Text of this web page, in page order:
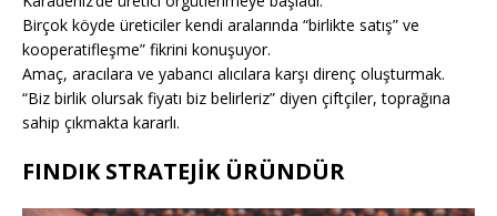
Birçok köyde üreticiler kendi aralarında “birlikte satış” ve
kooperatifleşme” fikrini konuşuyor.
Amaç, aracılara ve yabancı alıcılara karşı direnç oluşturmak.
“Biz birlik olursak fiyatı biz belirleriz” diyen çiftçiler, toprağına
sahip çıkmakta kararlı.
FINDIK STRATEJİK ÜRÜNDÜR